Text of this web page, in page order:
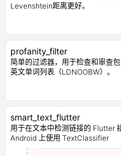
Levenshtein距离更好。
profanity_filter
简单的过滤器，用于检查和审查
英文单词列表（LDNOOBW）。
smart_text_flutter
用于在文本中检测链接的 Flutter
Android 上使用 TextClassifier